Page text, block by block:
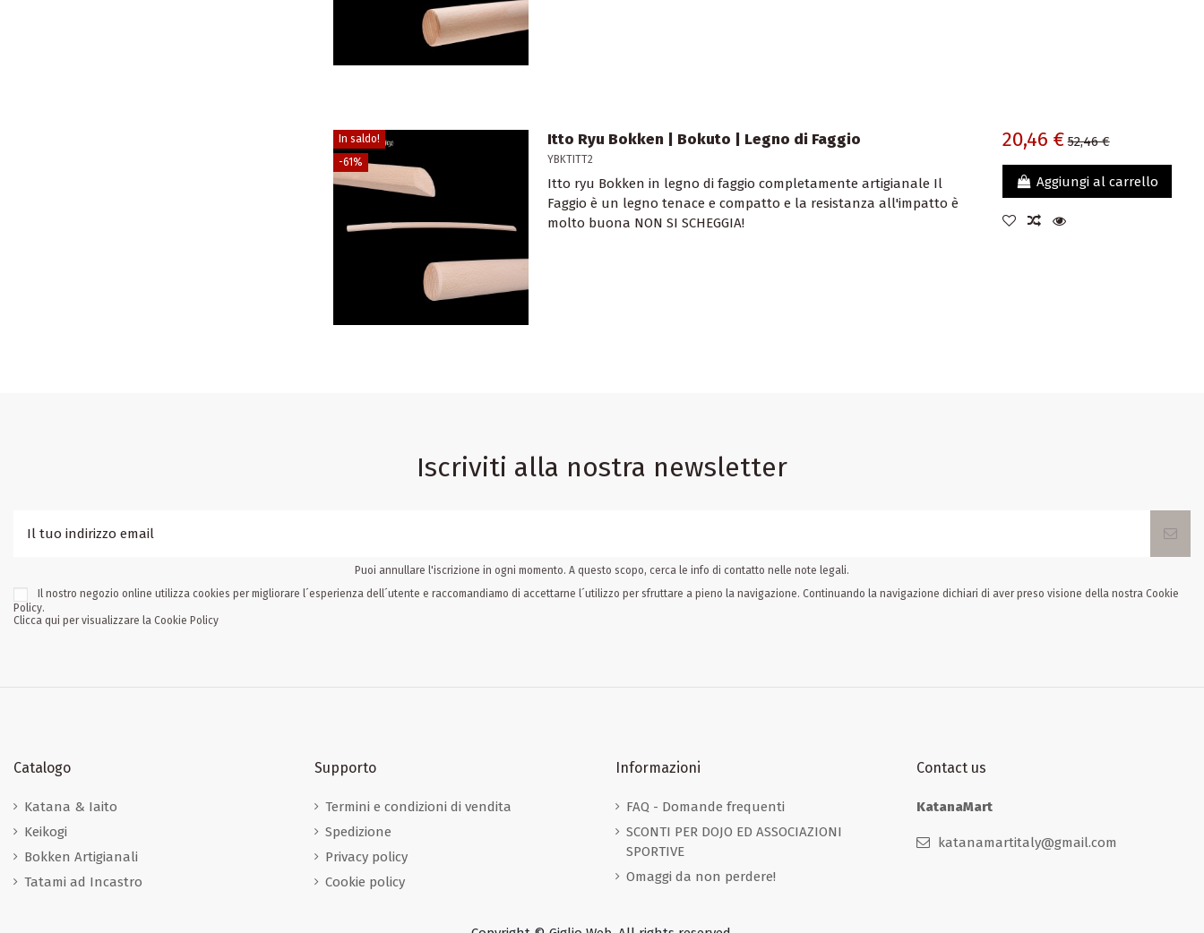
In saldo!
-61%
Itto Ryu Bokken | Bokuto | Legno di Faggio
YBKTITT2
Itto ryu Bokken in legno di faggio completamente artigianale Il
Faggio è un legno tenace e compatto e la resistanza all'impatto è
molto buona NON SI SCHEGGIA!
20,46 € 52,46 €
Aggiungi al carrello
Iscriviti alla nostra newsletter
Puoi annullare l'iscrizione in ogni momento. A questo scopo, cerca le info di contatto nelle note legali.
Il nostro negozio online utilizza cookies per migliorare l´esperienza dell´utente e raccomandiamo di accettarne l´utilizzo per sfruttare a pieno la navigazione. Continuando la navigazione dichiari di aver preso visione della nostra Cookie
Policy.
Clicca qui per visualizzare la Cookie Policy
Catalogo
Katana & Iaito
Keikogi
Bokken Artigianali
Tatami ad Incastro
Supporto
Termini e condizioni di vendita
Spedizione
Privacy policy
Cookie policy
Informazioni
FAQ - Domande frequenti
SCONTI PER DOJO ED ASSOCIAZIONI
SPORTIVE
Omaggi da non perdere!
Contact us
KatanaMart
katanamartitaly@gmail.com